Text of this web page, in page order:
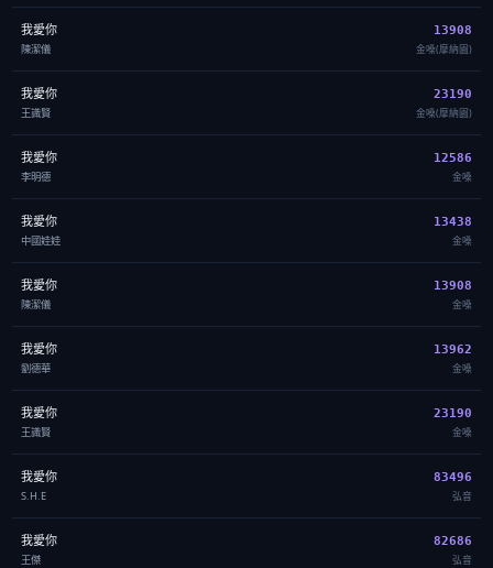
我愛你
陳潔儀
13908
金嗓(摩納園)
我愛你
王識賢
23190
金嗓(摩納園)
我愛你
李明德
12586
金嗓
我愛你
中國娃娃
13438
金嗓
我愛你
陳潔儀
13908
金嗓
我愛你
劉德華
13962
金嗓
我愛你
王識賢
23190
金嗓
我愛你
S.H.E
83496
弘音
我愛你
王傑
82686
弘音